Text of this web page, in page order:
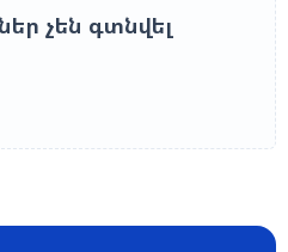
չեն գտնվել